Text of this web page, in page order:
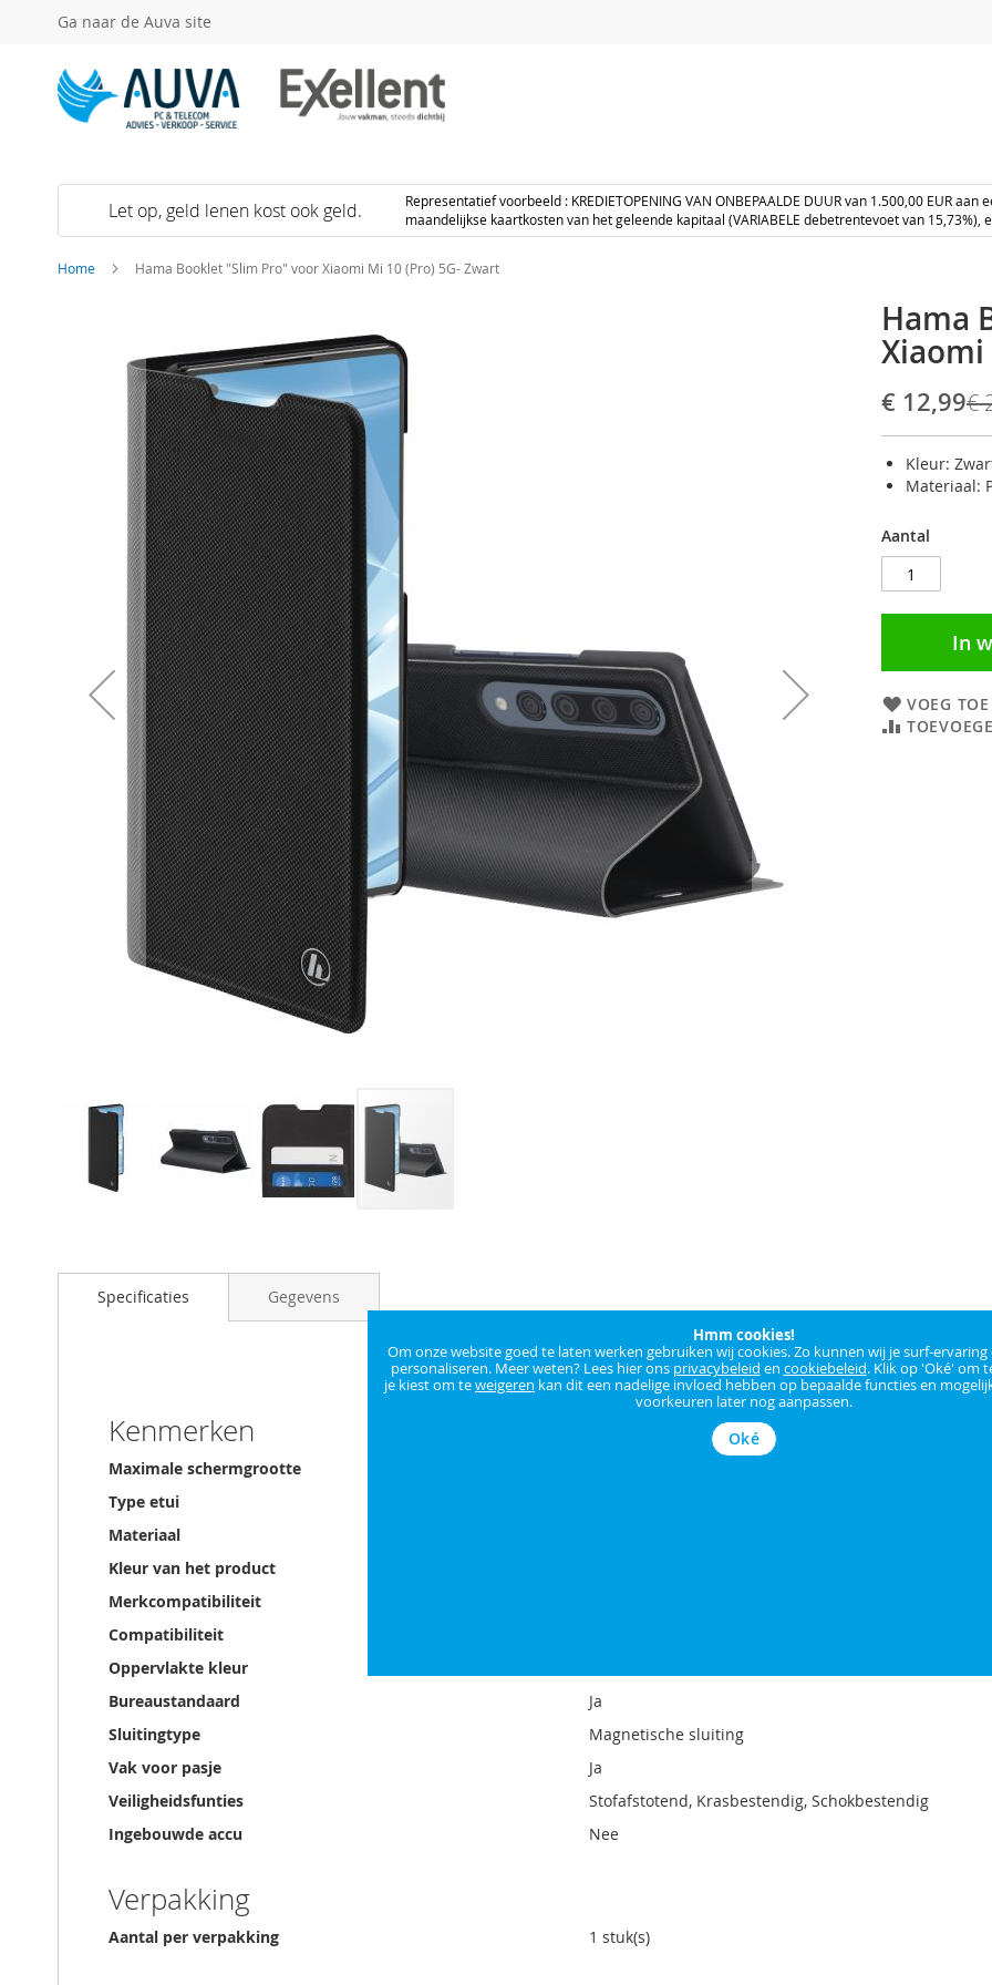
Hmm cookies!
Om onze website goed te laten werken gebruiken wij cookies. Zo kunnen wij je surf-
personaliseren. Meer weten? Lees hier ons privacybeleid en cookiebeleid. Klik op 'Oké' om
je kiest om teweigeren kan dit een nadelige invloed hebben op bepaalde functies en
voorkeuren later nog aanpassen.
Oké
Ga naar de Auva site
de
inhoud
Let op, geld lenen kost ook geld.
Representatief voorbeeld : KREDIETOPENING VAN ONBEPAALDE DUUR van 1.500,00 EUR aan
maandelijkse kaartkosten van het geleende kapitaal (VARIABELE debetrentevoet van 15,73%),
Home Hama Booklet "Slim Pro" voor Xiaomi Mi 10 (Pro) 5G- Zwart
afbeeldingen-
Hama
Xiaomi
Speciale
prijs
€ 12,99€
Kleur:
Materiaal:
Aantal
In
VOEG
Specificaties
Kenmerken
Maximale schermgrootte
Type etui
Materiaal
Kleur van het product
Merkcompatibiliteit
Compatibiliteit
Oppervlakte kleur
Bureaustandaard
Ja
Sluitingtype
Magnetische sluiting
Vak voor pasje
Ja
Veiligheidsfunties
Stofafstotend, Krasbestendig, Schokbestendig
Ingebouwde accu
Nee
Verpakking
Aantal per verpakking 1 stuk(s)
Gegevens